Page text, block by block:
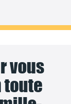
vous
toute